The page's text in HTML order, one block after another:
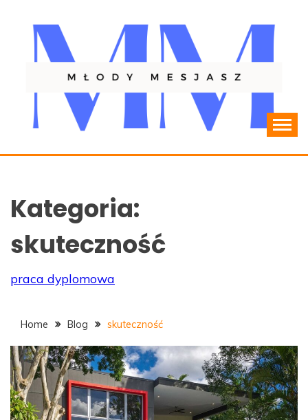
content
MLODYMESJASZ.PL
Kategoria:
skuteczność
praca dyplomowa
Home Blog skuteczność